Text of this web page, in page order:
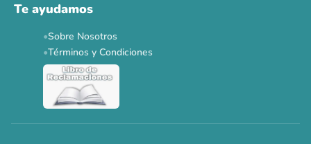
Ver todas las promos 🐾
Te ayudamos
Sobre Nosotros
Términos y Condiciones